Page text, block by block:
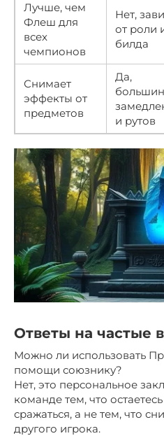
Лучше, чем
Флеш для
всех
чемпионов
Нет,
от роли
билда
Снимает
эффекты от
предметов
Да,
и рутов
Ответы на частые
Можно ли использовать
помощи союзнику?
Нет, это персональное
команде тем, что
сражаться, а не тем, что
другого игрока.